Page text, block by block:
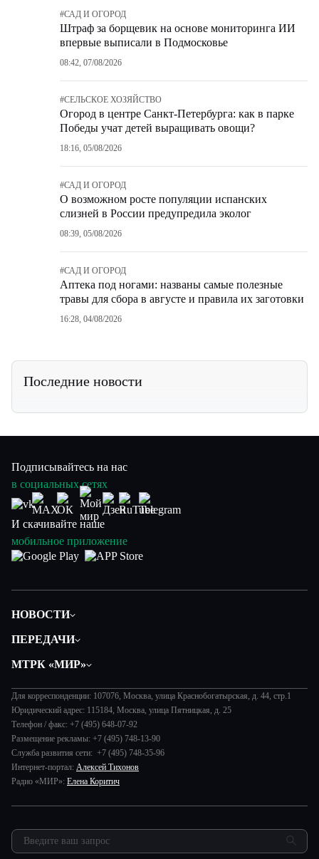
#САД И ОГОРОД
Штраф за борщевик на основе мониторинга ИИ
впервые выписали в Подмосковье
08:42, 07/08/2026
#СЕЛЬСКОЕ ХОЗЯЙСТВО
Огород в центре Санкт-Петербурга: как в парке
Победы учат детей выращивать овощи?
18:16, 05/08/2026
#САД И ОГОРОД
О возможном росте популяции испанских
слизней в России предупредила эколог
08:39, 05/08/2026
#САД И ОГОРОД
Аптека под ногами: названы самые полезные
травы для сбора в августе и правила их заготовки
16:28, 04/08/2026
Последние новости
Подписывайтесь на нас
в социальных сетях
И скачивайте наше
мобильное приложение
НОВОСТИ
Экономика
Происшествия
В содружестве
В мире
Наука и технологии
Здоровье и медицина
Культура
Шоу-бизнес
ПЕРЕДАЧИ
Дела судебные
Диктор делает
Игра в кино
Игра в кино. Мультфильмы
Исторический детектив
МИР. Мнение
Мировое соглашение
МТРК «МИР»
История
Руководство
Новости компании
Пресса о нас
Карьера
Результаты СОУТ
Для корреспонденции: 107076, Москва, улица Краснобогатырская, д. 44, стр.1
Юридический адрес: 115184, Москва, улица Пятницкая, д. 25
Телефон / факс: +7 (495) 648-07-92
Размещение рекламы: +7 (495) 748-13-90
Служба развития сети: +7 (495) 748-35-96
Интернет-портал: Алексей Тихонов
Радио «МИР»: Елена Коритич